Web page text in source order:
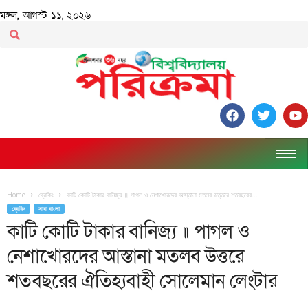
মঙ্গল, আগস্ট ১১, ২০২৬
Home ব্রেকিং কাটি কোটি টাকার বানিজ্য ॥ পাগল ও নেশাখোরদের আস্তানা মতলব উত্তরে শতবছরের...
ব্রেকিং সারা বাংলা
কাটি কোটি টাকার বানিজ্য ॥ পাগল ও
নেশাখোরদের আস্তানা মতলব উত্তরে
শতবছরের ঐতিহ্যবাহী সোলেমান লেংটার